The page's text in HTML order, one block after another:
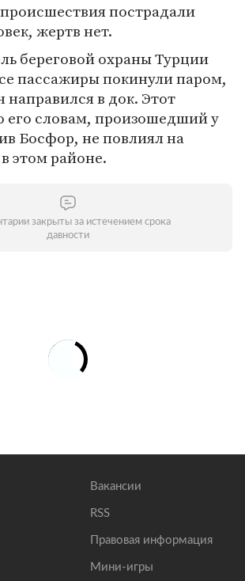
происшествия пострадали
жертв нет.
береговой охраны Турции
пассажиры покинули паром,
направился в док. Этот
его словам, произошедший у
Босфор, не повлиял на
этом районе.
закрыты за истечением срока
давности
Вакансии
RSS
Правовая информация
Мини-игры